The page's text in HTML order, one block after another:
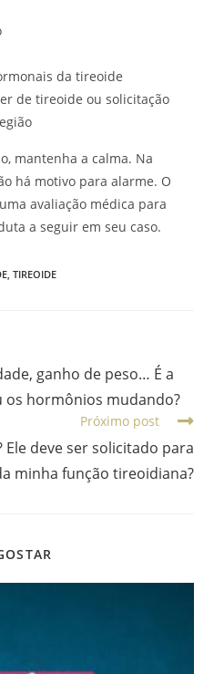
da tireoide
de tireoide ou solicitação
mantenha a calma. Na
há motivo para alarme. O
avaliação médica para
a seguir em seu caso.
, TIREOIDE
ganho de peso… É a
hormônios mudando?
Próximo post
Ele deve ser solicitado para
minha função tireoidiana?